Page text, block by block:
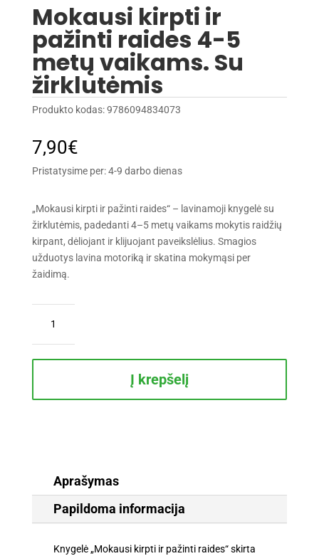
Mokausi kirpti ir
pažinti raides 4-5
metų vaikams. Su
žirklutėmis
Produkto kodas:9786094834073
7,90€
Pristatysime per: 4-9 darbo dienas
„Mokausi kirpti ir pažinti raides“ – lavinamoji knygelė su
žirklutėmis, padedanti 4–5 metų vaikams mokytis raidžių
kirpant, dėliojant ir klijuojant paveikslėlius. Smagios
užduotys lavina motoriką ir skatina mokymąsi per
žaidimą.
kiekis:
Mokausi
kirpti
vaikams.
žirklutėmis
Į krepšelį
Aprašymas
Papildoma informacija
Knygelė „Mokausi kirpti ir pažinti raides“ skirta